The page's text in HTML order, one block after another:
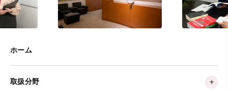
ホーム
取扱分野